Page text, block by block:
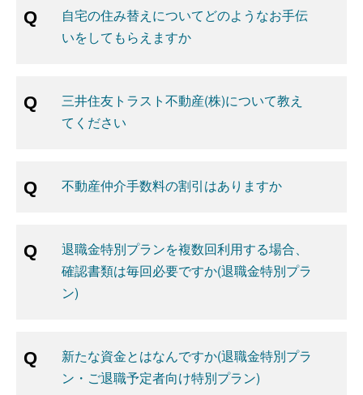
自宅の住み替えについてどのようなお手伝
いをしてもらえますか
三井住友トラスト不動産(株)について教え
てください
不動産仲介手数料の割引はありますか
退職金特別プランを複数回利用する場合、
確認書類は毎回必要ですか(退職金特別プラ
ン)
新たな資金とはなんですか(退職金特別プラ
ン・ご退職予定者向け特別プラン)